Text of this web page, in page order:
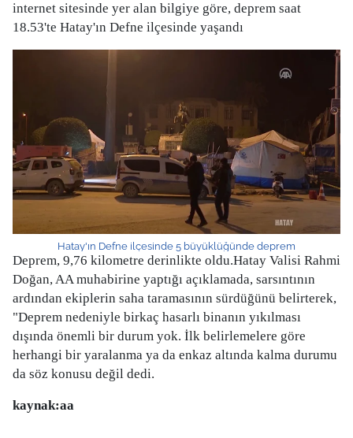
internet sitesinde yer alan bilgiye göre, deprem saat
18.53'te Hatay'ın Defne ilçesinde yaşandı
Hatay'ın Defne ilçesinde 5 büyüklüğünde deprem
Deprem, 9,76 kilometre derinlikte oldu.Hatay Valisi Rahmi
Doğan, AA muhabirine yaptığı açıklamada, sarsıntının
ardından ekiplerin saha taramasının sürdüğünü belirterek,
"Deprem nedeniyle birkaç hasarlı binanın yıkılması
dışında önemli bir durum yok. İlk belirlemelere göre
herhangi bir yaralanma ya da enkaz altında kalma durumu
da söz konusu değil dedi.
kaynak:aa